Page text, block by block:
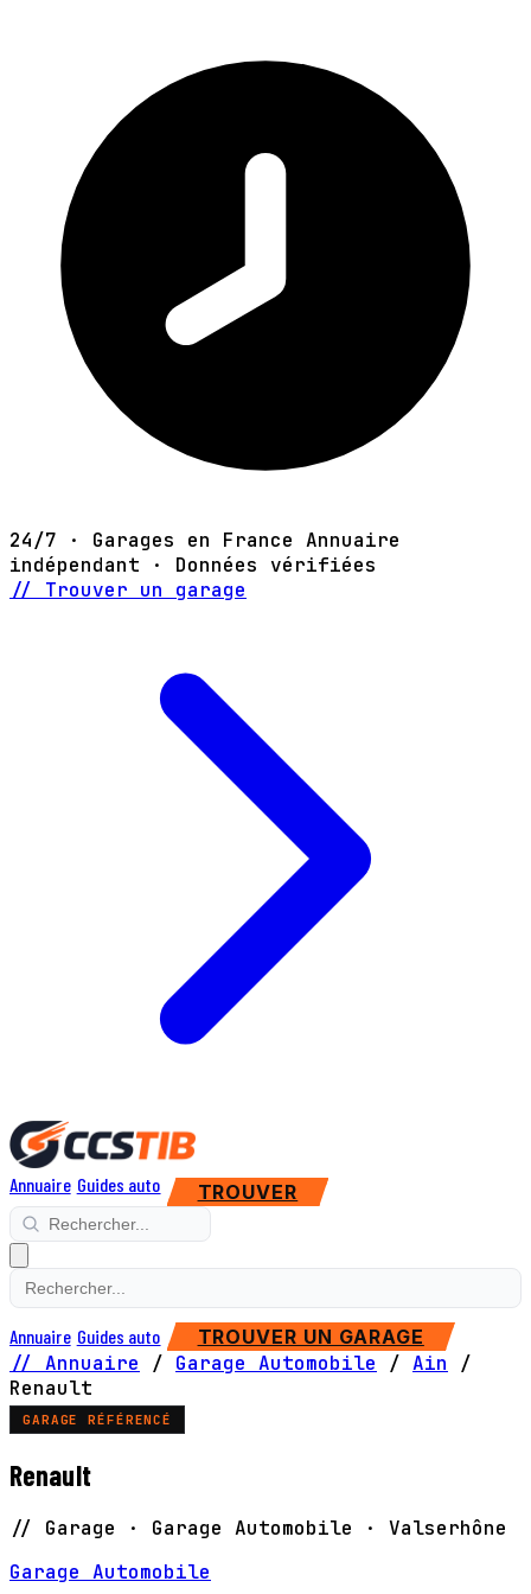
24/7 · Garages en France Annuaire
indépendant · Données vérifiées
// Trouver un garage
Annuaire Guides auto TROUVER
Annuaire Guides auto TROUVER UN GARAGE
// Annuaire / Garage Automobile / Ain
/
Renault
GARAGE RÉFÉRENCÉ
Renault
// Garage · Garage Automobile · Valserhône
Garage Automobile